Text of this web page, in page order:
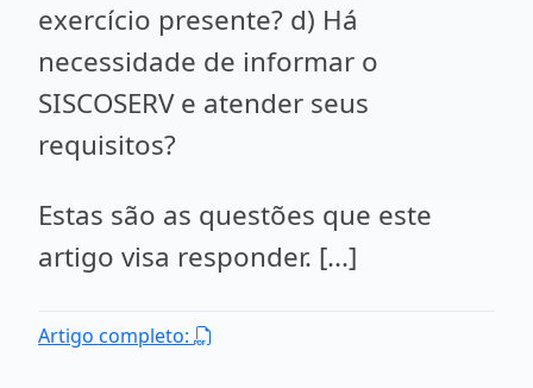
exercício presente? d) Há
necessidade de informar o
SISCOSERV e atender seus
requisitos?
Estas são as questões que este
artigo visa responder. [...]
Artigo completo: